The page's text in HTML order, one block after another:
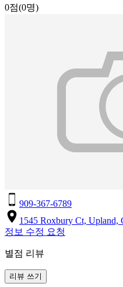
0점(0명)
909-367-6789
1545 Roxbury Ct, Upland,
정보 수정 요청
별점 리뷰
리뷰 쓰기